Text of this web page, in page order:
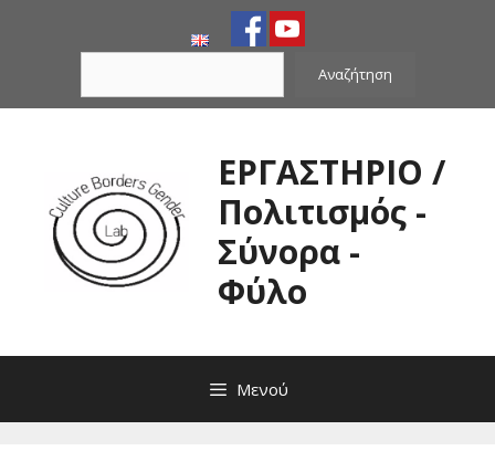
Αναζήτηση
ΕΡΓΑΣΤΗΡΙΟ /
Πολιτισμός -
Σύνορα -
Φύλο
Μενού